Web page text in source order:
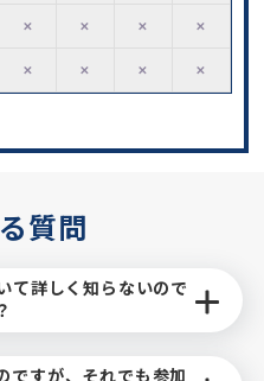
✕
✕
✕
✕
✕
✕
✕
✕
質問
て詳しく知らないので
ですが、それでも参加